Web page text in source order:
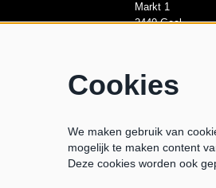
Markt 1
2440 Geel
Tijdens lopende
Cookies
We maken gebruik van
mogelijk te maken content
Deze cookies worden ook